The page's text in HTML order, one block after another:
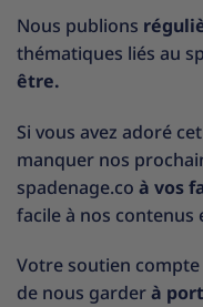
Nous publions
thématiques liés au
être.
Si vous avez adoré
manquer nos
spadenage.co à vos
facile à nos contenus
Votre soutien
de nous garderà